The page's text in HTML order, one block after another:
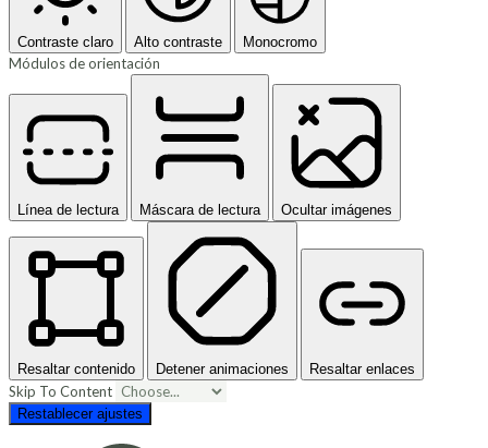
Contraste claro Alto contraste Monocromo
Módulos de orientación
Línea de lectura Máscara de lectura Ocultar imágenes
Resaltar contenido Detener animaciones Resaltar enlaces
Skip To Content
Restablecer ajustes